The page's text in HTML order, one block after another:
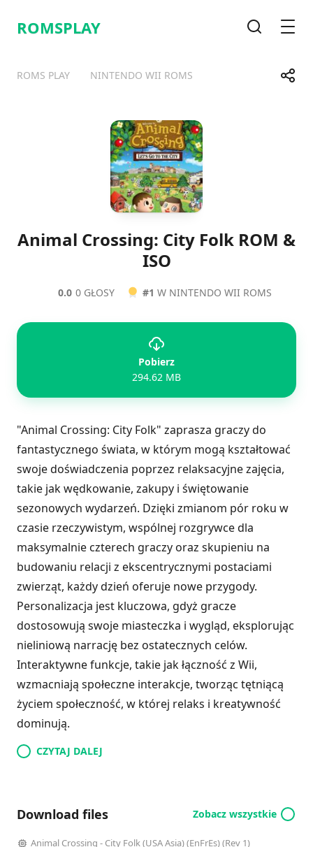
ROMSPLAY
ROMS PLAY NINTENDO WII ROMS
TelegramFacebook
Animal Crossing: City Folk ROM &
ISO
0.0 0 GŁOSY #1 W NINTENDO WII ROMS
Pobierz
294.62 MB
"Animal Crossing: City Folk" zaprasza graczy do
fantastycznego świata, w którym mogą kształtować
swoje doświadczenia poprzez relaksacyjne zajęcia,
takie jak wędkowanie, zakupy i świętowanie
sezonowych wydarzeń. Dzięki zmianom pór roku w
czasie rzeczywistym, wspólnej rozgrywce dla
maksymalnie czterech graczy oraz skupieniu na
budowaniu relacji z ekscentrycznymi postaciami
zwierząt, każdy dzień oferuje nowe przygody.
Personalizacja jest kluczowa, gdyż gracze
dostosowują swoje miasteczka i wygląd, eksplorując
nieliniową narrację bez ostatecznych celów.
Interaktywne funkcje, takie jak łączność z Wii,
wzmacniają społeczne interakcje, tworząc tętniącą
życiem społeczność, w której relaks i kreatywność
dominują.
CZYTAJ DALEJ
Download files Zobacz wszystkie
Animal Crossing - City Folk (USA Asia) (EnFrEs) (Rev 1)